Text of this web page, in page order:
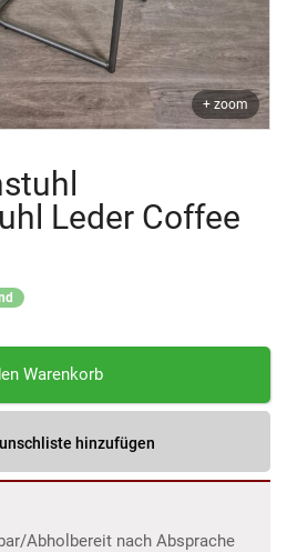
+ zoom
Leder Coffee
Warenkorb
hinzufügen
Abholbereit nach Absprache